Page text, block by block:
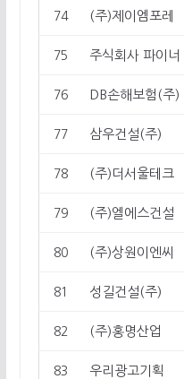
74 (주)제이엠포레
75 주식회사 파이너
76 DB손해보험(주)
77 삼우건설(주)
78 (주)더서울테크
79 (주)엘에스건설
80 (주)상원이엔씨
81 성길건설(주)
82 (주)홍명산업
83 우리광고기획